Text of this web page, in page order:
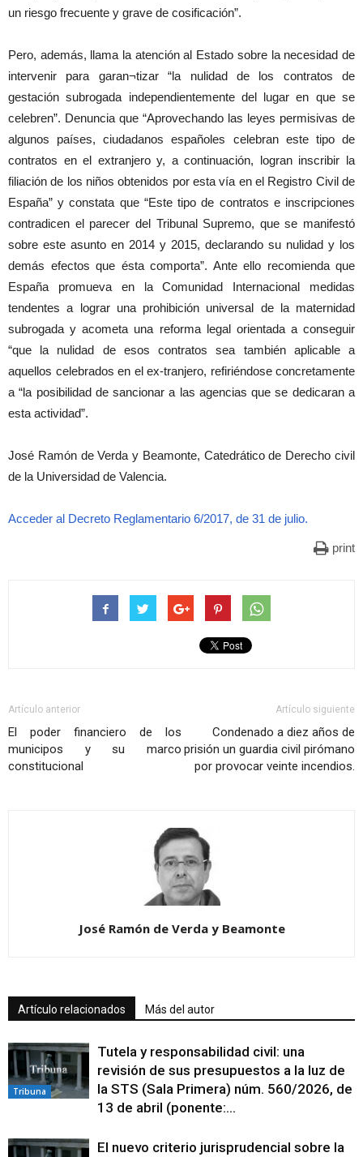
un riesgo frecuente y grave de cosificación”.
Pero, además, llama la atención al Estado sobre la necesidad de
intervenir para garan¬tizar “la nulidad de los contratos de
gestación subrogada independientemente del lugar en que se
celebren”. Denuncia que “Aprovechando las leyes permisivas de
algunos países, ciudadanos españoles celebran este tipo de
contratos en el extranjero y, a continuación, logran inscribir la
filiación de los niños obtenidos por esta vía en el Registro Civil de
España” y constata que “Este tipo de contratos e inscripciones
contradicen el parecer del Tribunal Supremo, que se manifestó
sobre este asunto en 2014 y 2015, declarando su nulidad y los
demás efectos que ésta comporta”. Ante ello recomienda que
España promueva en la Comunidad Internacional medidas
tendentes a lograr una prohibición universal de la maternidad
subrogada y acometa una reforma legal orientada a conseguir
“que la nulidad de esos contratos sea también aplicable a
aquellos celebrados en el ex-tranjero, refiriéndose concretamente
a “la posibilidad de sancionar a las agencias que se dedicaran a
esta actividad”.
José Ramón de Verda y Beamonte, Catedrático de Derecho civil
de la Universidad de Valencia.
Acceder al Decreto Reglamentario 6/2017, de 31 de julio.
print
Artículo anterior
El poder financiero de los
municipos y su marco
constitucional
Artículo siguiente
Condenado a diez años de
prisión un guardia civil pirómano
por provocar veinte incendios.
José Ramón de Verda y Beamonte
Artículo relacionados Más del autor
Tribuna
Tutela y responsabilidad civil: una
revisión de sus presupuestos a la luz de
la STS (Sala Primera) núm. 560/2026, de
13 de abril (ponente:...
El nuevo criterio jurisprudencial sobre la